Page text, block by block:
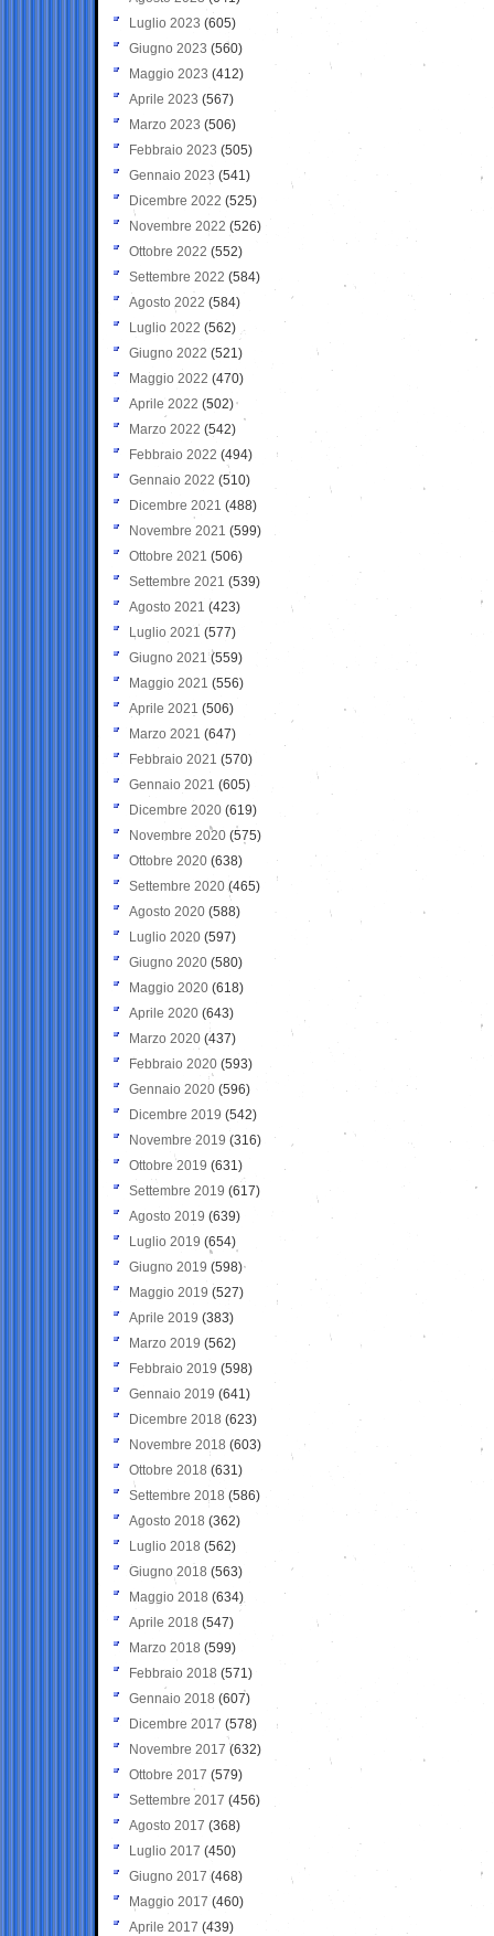
Luglio 2023 (605)
Giugno 2023 (560)
Maggio 2023 (412)
Aprile 2023 (567)
Marzo 2023 (506)
Febbraio 2023 (505)
Gennaio 2023 (541)
Dicembre 2022 (525)
Novembre 2022 (526)
Ottobre 2022 (552)
Settembre 2022 (584)
Agosto 2022 (584)
Luglio 2022 (562)
Giugno 2022 (521)
Maggio 2022 (470)
Aprile 2022 (502)
Marzo 2022 (542)
Febbraio 2022 (494)
Gennaio 2022 (510)
Dicembre 2021 (488)
Novembre 2021 (599)
Ottobre 2021 (506)
Settembre 2021 (539)
Agosto 2021 (423)
Luglio 2021 (577)
Giugno 2021(559)
Maggio 2021 (556)
Aprile 2021 (506)
Marzo 2021 (647)
Febbraio 2021 (570)
Gennaio 2021 (605)
Dicembre 2020 (619)
Novembre 2020 (575)
Ottobre 2020 (638)
Settembre 2020(465)
Agosto 2020 (588)
Luglio 2020 (597)
Giugno 2020 (580)
Maggio 2020 (618)
Aprile 2020 (643)
Marzo 2020 (437)
Febbraio 2020 (593)
Gennaio 2020 (596)
Dicembre 2019 (542)
Novembre 2019 (316)
Ottobre 2019 (631)
Settembre 2019 (617)
Agosto 2019 (639)
Luglio 2019 (654)
Giugno 2019 (598)
Maggio 2019 (527)
Aprile 2019 (383)
Marzo 2019 (562)
Febbraio 2019 (598)
Gennaio 2019 (641)
Dicembre 2018 (623)
Novembre 2018 (603)
Ottobre 2018 (631)
Settembre 2018 (586)
Agosto 2018 (362)
Luglio 2018 (562)
Giugno 2018 (563)
Maggio 2018 (634)
Aprile 2018 (547)
Marzo 2018 (599)
Febbraio 2018 (571)
Gennaio 2018 (607)
Dicembre 2017 (578)
Novembre 2017 (632)
Ottobre 2017 (579)
Settembre 2017 (456)
Agosto 2017 (368)
Luglio 2017 (450)
Giugno 2017 (468)
Maggio 2017 (460)
Aprile 2017 (439)